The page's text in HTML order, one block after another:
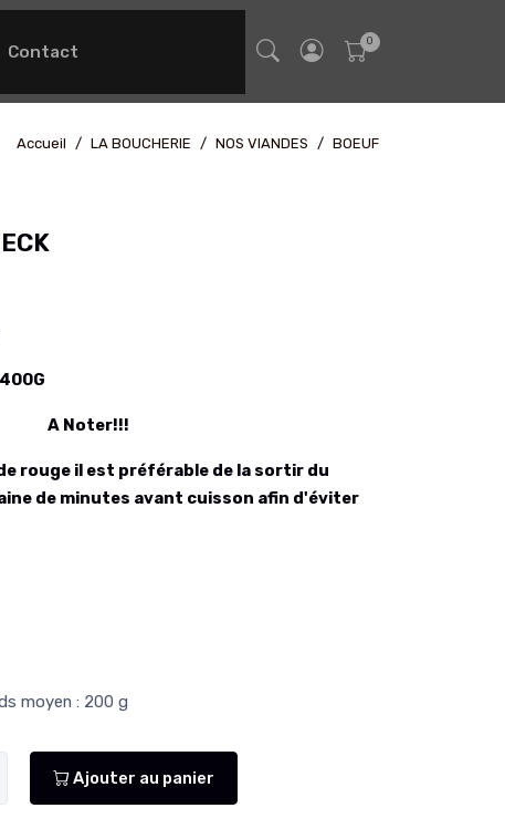
Contact
Accueil LA BOUCHERIE NOS VIANDES BOEUF
A Noter!!!
rouge il est préférable de la sortir du
de minutes avant cuisson afin d'éviter
moyen : 200 g
Ajouter au panier